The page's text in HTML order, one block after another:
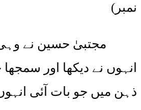
نمبر)
مجتبیٰ حسین نے وہی
انہوں نے دیکھا اور
ذہن میں جو بات آئی